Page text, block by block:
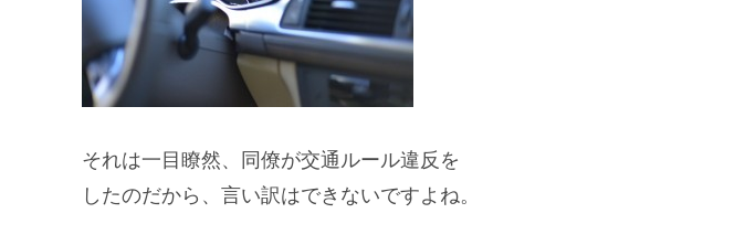
それは一目瞭然、同僚が交通ルール違反 を
したのだから、言い訳はできないですよね。